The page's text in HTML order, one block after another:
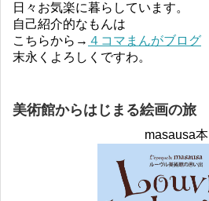
日々お気楽に暮らしています。
自己紹介的なもんは
こちらから→ ４コマまんがブログ
末永くよろしくですわ。
美術館からはじまる絵画の旅
masausa本